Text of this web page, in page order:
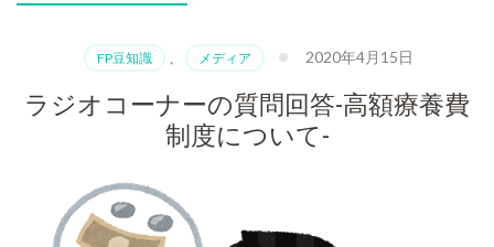
ッ
FP豆知識 、 メディア 2020年4月15日
ラジオコーナーの質問回答-高額療養費
制度について-